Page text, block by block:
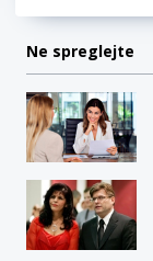
Ne spreglejte